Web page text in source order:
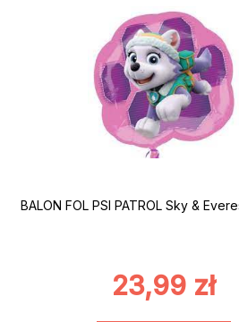
BALON FOL PSI PATROL Sky &
23,99 zł